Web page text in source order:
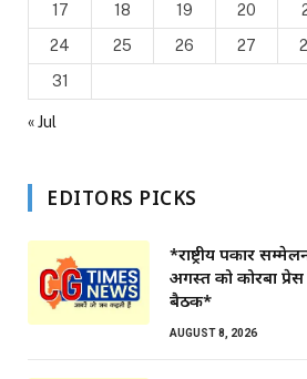
17
18 19 20
24
25 26 27
31
« Jul
EDITORS PICKS
*राष्ट्रीय पत्रकार
अगस्त को कोरबा
बैठक*
AUGUST 8, 2026